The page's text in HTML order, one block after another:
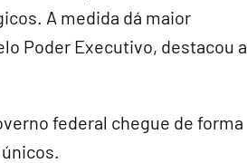
A medida dá maior
Poder Executivo, destacou a
federal chegue de forma